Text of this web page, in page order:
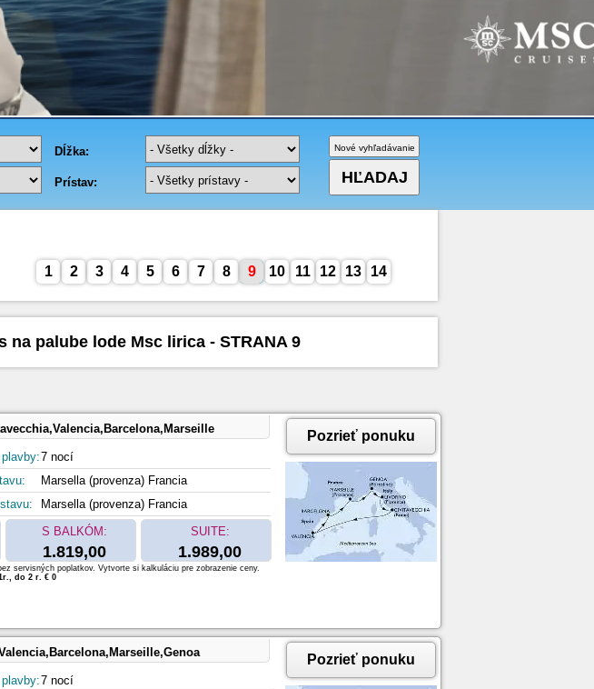
14
13
12
11
10
9
8
7
6
5
4
3
2
1
palube lode Msc lirica - STRANA 9
7 nocí
Marsella (provenza) Francia
Marsella (provenza) Francia
S BALKÓM:
1.819,00
SUITE:
1.989,00
Pozrieť ponuku
servisných poplatkov. Vytvorte si kalkuláciu pre zobrazenie ceny.
do 2 r. € 0
7 nocí
Pozrieť ponuku